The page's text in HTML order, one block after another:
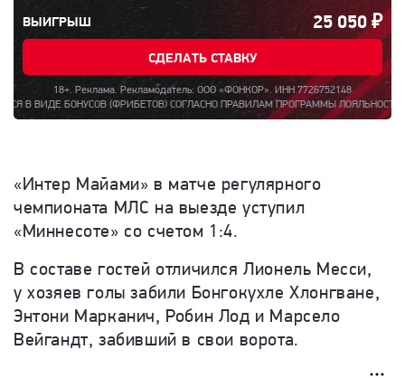
ВЫИГРЫШ 25 050₽
СДЕЛАТЬ СТАВКУ
18+. Реклама. Рекламодатель: ООО «ФОНКОР». ИНН 7726752148
(ФРИБЕТОВ) СОГЛАСНО ПРАВИЛАМ ПРОГРАММЫ ЛОЯЛЬНОСТИ «БОНУС ЗА
«Интер Майами» в матче регулярного
чемпионата МЛС на выезде уступил
«Миннесоте» со счетом 1:4.
В составе гостей отличился Лионель Месси,
у хозяев голы забили Бонгокухле Хлонгване,
Энтони Марканич, Робин Лод и Марсело
Вейгандт, забивший в свои ворота.